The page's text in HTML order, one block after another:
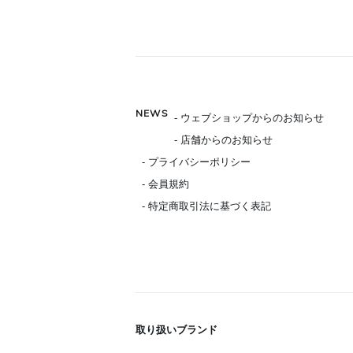
NEWS - ウェブショップからのお知らせ
- 店舗からのお知らせ
- プライバシーポリシー
- 会員規約
- 特定商取引法に基づく表記
取り扱いブランド